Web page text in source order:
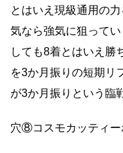
とはいえ現級通用の
気なら強気に狙って
しても8着とはいえ勝
を3か月振りの短期リ
が3か月振りという臨
穴⑧コスモカッティー